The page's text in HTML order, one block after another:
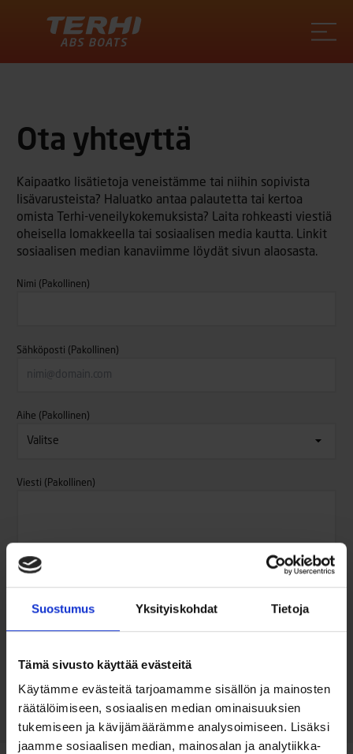
Suostumus Yksityiskohdat Tietoja
Tämä sivusto käyttää evästeitä
Käytämme evästeitä tarjoamamme sisällön ja mainosten
räätälöimiseen, sosiaalisen median ominaisuuksien
tukemiseen ja kävijämäärämme analysoimiseen. Lisäksi
jaamme sosiaalisen median, mainosalan ja analytiikka-
Ota yhteyttä
Kaipaatko lisätietoja veneistämme tai niihin sopivista
lisävarusteista? Haluatko antaa palautetta tai kertoa
omista Terhi-veneilykokemuksista? Laita rohkeasti viestiä
oheisella lomakkeella tai sosiaalisen media kautta. Linkit
sosiaalisen median kanaviimme löydät sivun alaosasta.
Nimi (Pakollinen)
Sähköposti (Pakollinen)
Aihe (Pakollinen)
Viesti (Pakollinen)
0 / 600 merkkien enimmäismäärästä
Yksityisyys ja tietoturva(Pakollinen)
Hyväksyn, että Oy Brandt Ab tallentaa yhteystietoni.
Käsittelemme tietojasi pääsääntöisesti niin kauan kuin se
asiakassopimus, jonka hoitamiseksi tarvitsemme tietoja, on